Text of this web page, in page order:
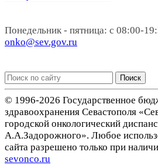
Понедельник - пятница: с 08:00-
onko@sev.gov.ru
Поиск
© 1996-2026 Государственное
здравоохранения Севастополя
городской онкологический
А.А.Задорожного». Любое
сайта разрешено только при
sevonco.ru